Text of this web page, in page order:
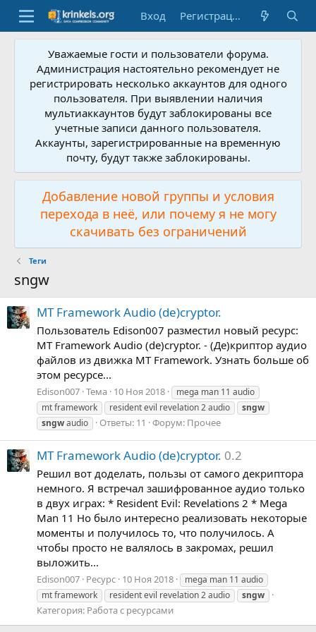
Вход Регистрация
Уважаемые гости и пользователи форума.
Администрация настоятельно рекомендует не
регистрировать несколько аккаунтов для одного
пользователя. При выявлении наличия
мультиаккаунтов будут заблокированы все
учетные записи данного пользователя.
Аккаунты, зарегистрированные на временную
почту, будут также заблокированы.
Добавление новой группы и условия
перехода в неё, или почему я не могу
скачивать без ограничений
Теги
sngw
MT Framework Audio (de)cryptor.
Пользователь Edison007 разместил новый ресурс:
MT Framework Audio (de)cryptor. - (Де)криптор аудио
файлов из движка MT Framework. Узнать больше об
этом ресурсе...
Edison007 Тема 10 Ноя 2018
mega man 11 audio
mt framework
resident evil revelation 2 audio
sngw
sngwaudio Ответы: 11 Форум: Прочее
MT Framework Audio (de)cryptor. 0.2
Решил вот доделать, пользы от самого декриптора
немного. Я встречал зашифрованное аудио только
в двух играх: * Resident Evil: Revelations 2 * Mega
Man 11 Но было интересно реализовать некоторые
моменты и получилось то, что получилось. А
чтобы просто не валялось в закромах, решил
выложить...
Edison007 Ресурс 10 Ноя 2018
mega man 11 audio
mt framework
resident evil revelation 2 audio sngw
Категория: Работа с ресурсами